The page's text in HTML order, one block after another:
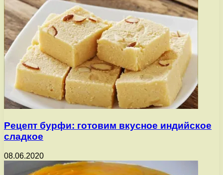
Рецепт бурфи: готовим вкусное индийское
сладкое
08.06.2020